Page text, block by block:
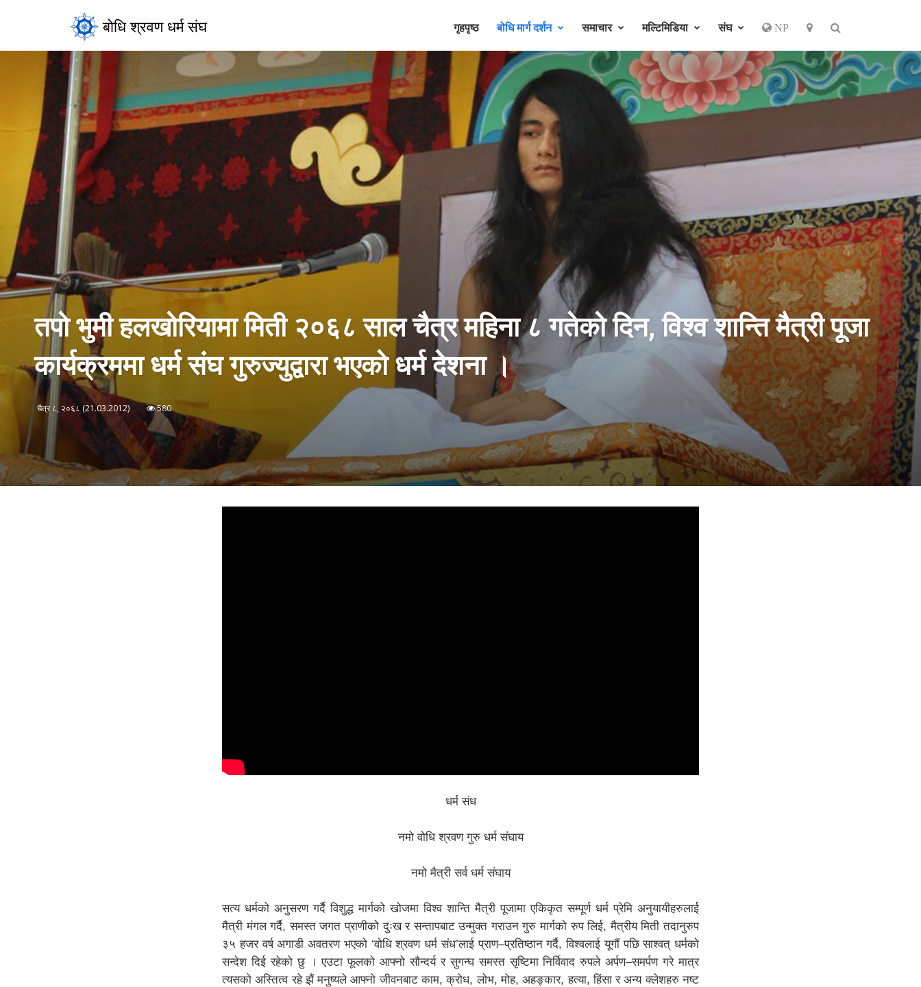
बोधि श्रवण धर्म संघ गृहपृष्ठ बोधि मार्ग दर्शन समाचार मल्टिमिडिया संघ NP
तपो भुमी हलखोरियामा मिती २०६८ साल चैत्र महिना ८ गतेको दिन, विश्व शान्ति मैत्री पूजा
कार्यक्रममा धर्म संघ गुरुज्युद्वारा भएको धर्म देशना ।
चैत्र ८, २०६८ (21.03.2012) 580
धर्म संध
नमो वोधि श्रवण गुरु धर्म संघाय
नमो मैत्री सर्व धर्म संघाय
सत्य धर्मको अनुसरण गर्दै विशुद्ध मार्गको खोजमा विश्व शान्ति मैत्री पूजामा एकिकृत सम्पूर्ण धर्म प्रेमि अनुयायीहरुलाई
मैत्री मंगल गर्दै, समस्त जगत प्राणीको दुःख र सन्तापबाट उन्मुक्त गराउन गुरु मार्गको रुप लिई, मैत्रीय मिती तदानुरुप
३५ हजर वर्ष अगाडी अवतरण भएको ‘वोधि श्रवण धर्म संध’लाई प्राण–प्रतिष्ठान गर्दै, विश्वलाई यूगौं पछि साश्वत् धर्मको
सन्देश दिई रहेको छु । एउटा फूलको आफ्नो सौन्दर्य र सुगन्घ समस्त सृष्टिमा निर्विवाद रुपले अर्पण–समर्पण गरे मात्र
त्यसको अस्तित्व रहे झैं मनुष्यले आफ्नो जीवनबाट काम, क्रोध, लोभ, मोह, अहङ्कार, हत्या, हिंसा र अन्य क्लेशहरु नष्ट